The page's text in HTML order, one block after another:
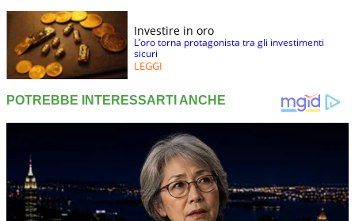
Investire in oro
L’oro torna protagonista tra gli investimenti
sicuri
LEGGI